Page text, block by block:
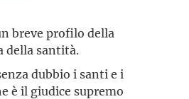
breve profilo della
della santità.
dubbio i santi e i
è il giudice supremo